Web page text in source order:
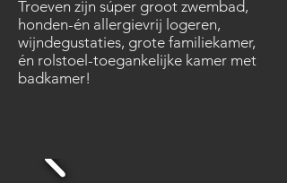
Troeven zijn súper groot zwembad,
honden-én allergievrij logeren,
wijndegustaties, grote familiekamer,
én rolstoel-toegankelijke kamer met
badkamer!